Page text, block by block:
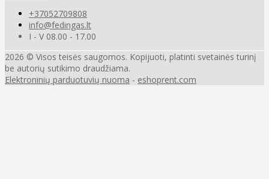
+37052709808
info@fedingas.lt
I - V 08.00 - 17.00
2026 © Visos teisės saugomos. Kopijuoti, platinti svetainės turinį
be autorių sutikimo draudžiama.
Elektroninių parduotuvių nuoma - eshoprent.com